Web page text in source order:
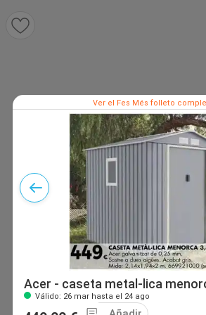
Ver el Fes Més folleto
Acer - caseta metal-lica
Válido: 26 mar hasta el 24 ago